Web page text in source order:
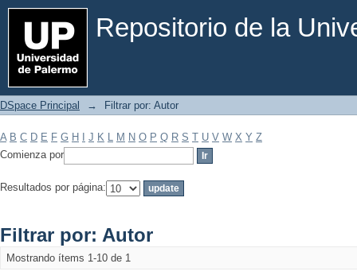
Repositorio de la
Filtrar por: Autor
DSpace Principal → Filtrar por: Autor
A B C D E F G H J K L M N O P Q R S T U V W X Y Z
Comienza por
Resultados por página:
Filtrar por: Autor
Mostrando ítems 1-10 de 1